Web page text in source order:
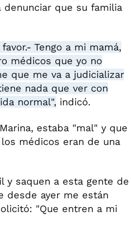
denunciar que su familia
Tengo a mi mamá,
médicos que yo no
que me va a judicializar
nada que ver con
normal", indicó.
estaba "mal" y que
médicos eran de una
y saquen a esta gente de
desde ayer me están
"Que entren a mi